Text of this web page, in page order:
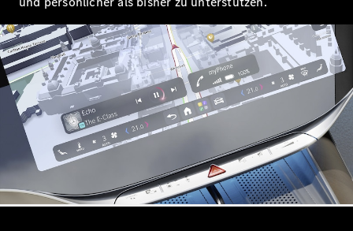
Alle T-
Modelle
CLA
Shooting
CLA
Shooting